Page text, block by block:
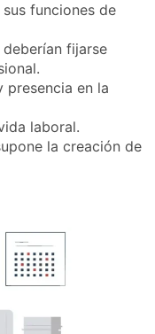
funciones de
fijarse
presencia en la
laboral.
la creación de